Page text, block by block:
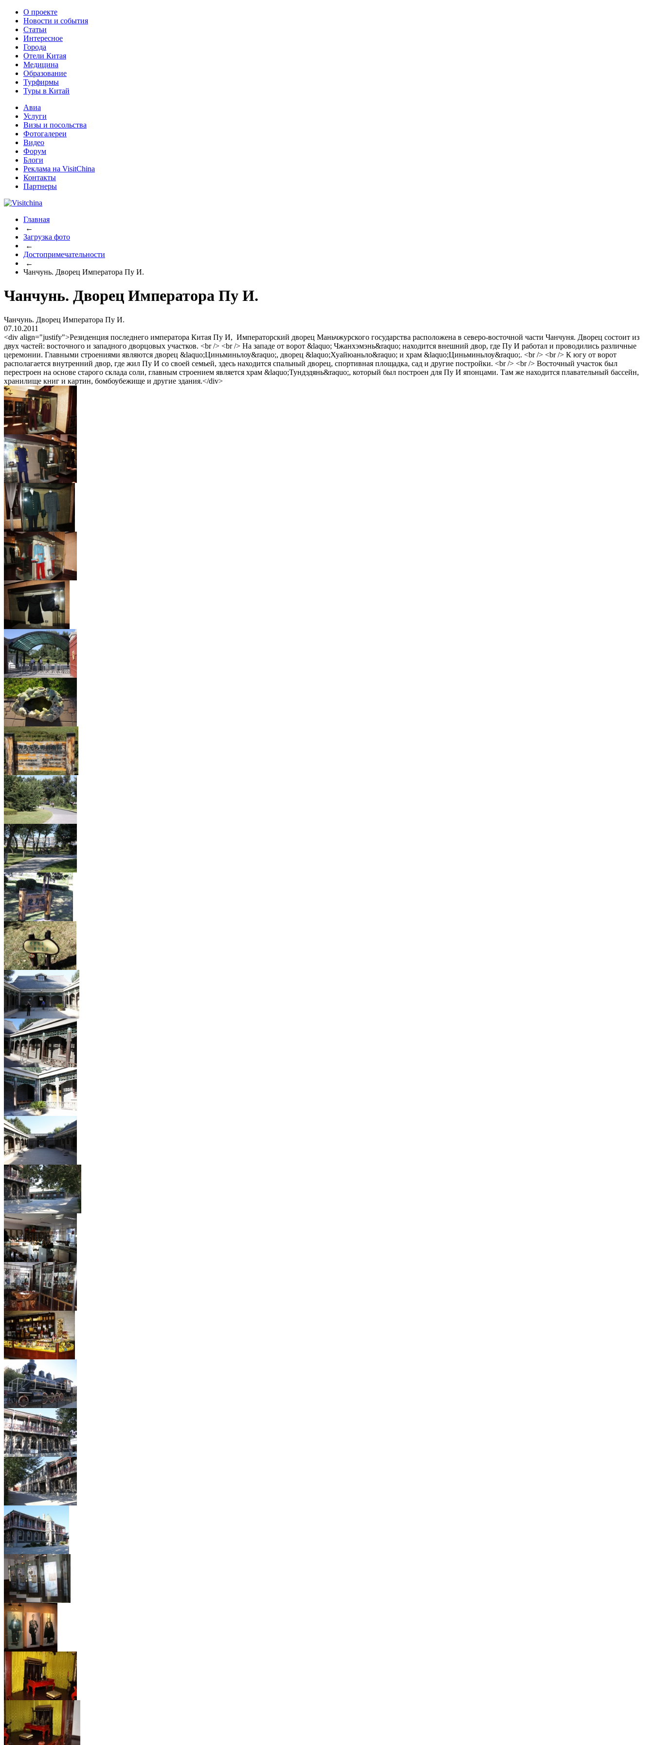
О проекте
Новости и события
Статьи
Интересное
Города
Отели Китая
Медицина
Образование
Турфирмы
Туры в Китай
Авиа
Услуги
Визы и посольства
Фотогалереи
Видео
Форум
Блоги
Реклама на VisitChina
Контакты
Партнеры
Главная
←
Загрузка фото
←
Достопримечательности
←
Чанчунь. Дворец Императора Пу И.
Чанчунь. Дворец Императора Пу И.
Чанчунь. Дворец Императора Пу И.
07.10.2011
<div align="justify">Резиденция последнего императора Китая Пу И, Императорский дворец Маньчжурского государства расположена в северо-восточной части Чанчуня. Дворец состоит из
двух частей: восточного и западного дворцовых участков. <br /> <br /> На западе от ворот &laquo; Чжанхэмэнь&raquo; находится внешний двор, где Пу И работал и проводились различные
церемонии. Главными строениями являются дворец &laquo;Циньминьлоу&raquo;, дворец &laquo;Хуайюаньло&raquo; и храм &laquo;Циньминьлоу&raquo;. <br /> <br /> К югу от ворот
располагается внутренний двор, где жил Пу И со своей семьей, здесь находится спальный дворец, спортивная площадка, сад и другие постройки. <br /> <br /> Восточный участок был
перестроен на основе старого склада соли, главным строением является храм &laquo;Тундэдянь&raquo;, который был построен для Пу И японцами. Там же находится плавательный бассейн,
хранилище книг и картин, бомбоубежище и другие здания.</div>